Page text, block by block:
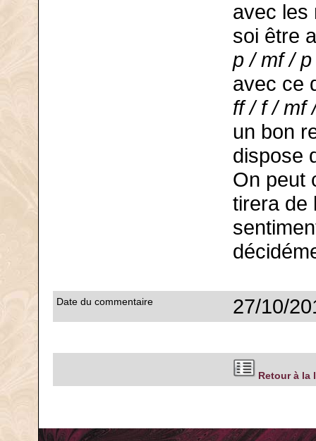
avec les
soi être
p / mf / p
avec ce
ff / f / mf
un bon
dispose
On peut
tirera de
Date du commentaire 27/10/
Retour à la